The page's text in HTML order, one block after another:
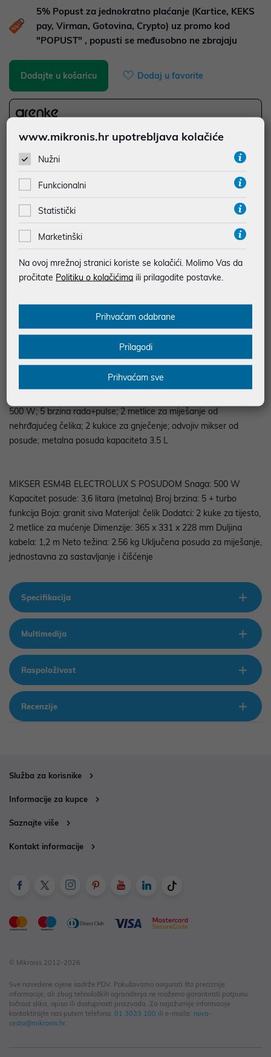
5% Popust za jednokratno plaćanje (Kartice, KEKS
pay, Virman, Gotovina, Crypto) uz promo kod
"POPUST" , popusti se međusobno ne zbrajaju
Dodajte u košaricu Dodaj u favorite
JAMSTVO 24 MJ.
SIGURNA KUPOVINA
MOGUĆNOST PLAĆANJA NA RATE
Podaci uz artikle su prezentirani u dobroj namjeri. Mikronis d.o.o. ne
ilustrativne prirode te ne moraju u potpunosti odgovarati artiklima. Za sve
eventualne nejasnoće možete nas kontaktirati na
web-prodaja@mikronis.hr
500 W; 5 brzina rada+pulse; 2 metlice za miješanje od
nehrđajućeg čelika; 2 kukice za gnječenje; odvojiv mikser od
posude; metalna posuda kapaciteta 3.5 L
MIKSER ESM4B ELECTROLUX S POSUDOM Snaga: 500 W
Kapacitet posude: 3,6 litara (metalna) Broj brzina: 5 + turbo
funkcija Boja: granit siva Materijal: čelik Dodatci: 2 kuke za tijesto,
2 metlice za mućenje Dimenzije: 365 x 331 x 228 mm Duljina
kabela: 1,2 m Neto težina: 2.56 kg Uključena posuda za miješanje,
jednostavna za sastavljanje i čišćenje
Specifikacija
Multimedija
Raspoloživost
Recenzije
Služba za korisnike
Informacije za kupce
Saznajte više
Kontakt informacije
© Mikronis 2012-2026
Sve navedene cijene sadrže PDV. Pokušavamo osigurati što preciznije
informacije, ali zbog tehnoloških ograničenja ne možemo garantirati potpunu
točnost slika, opisa ili dostupnosti proizvoda. Za najažurnije informacije
kontaktirajte nas putem telefona: 01 3033 100 ili e-maila: nova-
cesta@mikronis.hr.
www.mikronis.hr upotrebljava kolačiće
Nužni
Funkcionalni
Statistički
Marketinški
Na ovoj mrežnoj stranici koriste se kolačići. Molimo Vas da
pročitate Politiku o kolačićima ili prilagodite postavke.
Prihvaćam odabrane
Prilagodi
Prihvaćam sve